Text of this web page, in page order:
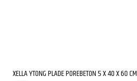
XELLA YTONG PLADE POREBETON 5 X 40 X 60 CM